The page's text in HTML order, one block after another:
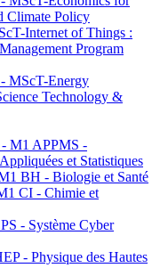
Climate Policy
Internet of Things :
Program
MScT-Energy
Technology &
M1 APPMS -
et Statistiques
BH - Biologie et Santé
CI - Chimie et
- Système Cyber
- Physique des Hautes